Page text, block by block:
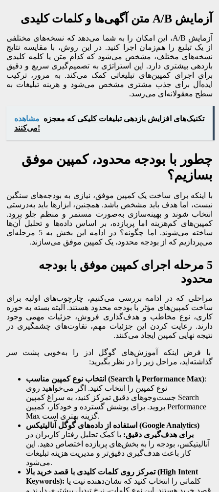
آزمایش A/B متن آگهی‌ها و کلمات کلیدی
آزمایش A/B، این امکان را به شما می‌دهد که نسخه‌های مختلفی
از یک تبلیغ را هم‌زمان اجرا کنید. در این روش، با مقایسه نتایج
نسخه‌های مختلف، مشخص می‌شود که کدام متن یا کلمه کلیدی
بازدهی بیشتری دارد. این استراتژی به تصمیم‌گیری سریع و دقیق
برای اجرای کمپین‌های تبلیغاتی کمک می‌کند. به مرور، ترکیب
ایده‌آل برای جذب مشتری مشخص می‌شود و هزینه تبلیغات به
سطح معقولانه‌ای می‌رسد.
مشاهده تکنیک‌های افزایش بازدهی تبلیغات کلیکی که معجزه
می‌کنند!
چطور با بودجه محدود، کمپین موفق
بسازیم؟
با اینکه برای ساخت یک کمپین موفق، نیازی به بودجه‌های سنگین
نیست، اما هدف باید مشخص باشد. همچنین، ابزارها باید به‌درستی
انتخاب شوند و بهینه‌سازی به‌صورت مستمر و منظم جلو برود.
کمپین‌های کم‌هزینه اما پربازده، بر اساس داده‌ها و تحلیل آن‌ها
ساخته می‌شوند. اما چگونه؟ در ادامه این بخش به 5 مرحله‌ای
می‌پردازیم که از بودجه محدود، یک کمپین موفق می‌سازند.
5 مرحله اجرای کمپین موفق با بودجه
محدود
مراحلی که در ادامه بررسی می‌کنیم، چارچوب‌های اولیه برای
ساخت کمپین‌های مؤثر با بودجه محدود هستند. البته بسته به حوزه
کاری، نوع مخاطب و هدف‌گذاری فروش، جزئیات مهمی وجود
دارند. رعایت کردن این جزئیات مهم، تفاوت‌های چشمگیری در
نتیجه نهایی کمپین ایجاد می‌کنند.
با فرض اینکه آموزش‌های گوگل ادز را به‌خوبی پشت سر
گذاشته‌اید، مراحل زیر را در نظر بگیرید:
انتخاب نوع کمپین مناسب (Search یا Performance Max):
نوع کمپین را انتخاب کنید. اگر می‌خواهید روی
جست‌وجوهای دقیق تمرکز کنید، به سراغ کمپین Search
بروید. برای پوشش گسترده و خودکار، کمپین Performance
Max گزینه بهتری است.
استفاده از داده‌های گوگل آنالیتیکس (Google Analytics)
برای هدف‌گیری دقیق: با کمک تحلیل رفتار کاربران در
آنالیتیکس، بودجه را به بخش‌های پربازده اختصاص دهید. این
کار باعث هدف‌گیری دقیق‌تر و مدیریت هزینه تبلیغات
می‌شود.
تمرکز روی کلمات کلیدی با قصد خرید بالا (High Intent
Keywords):
قصدِ خرید هستند. این نوع کلمات، نرخ تبدیل بیشتری دارند و